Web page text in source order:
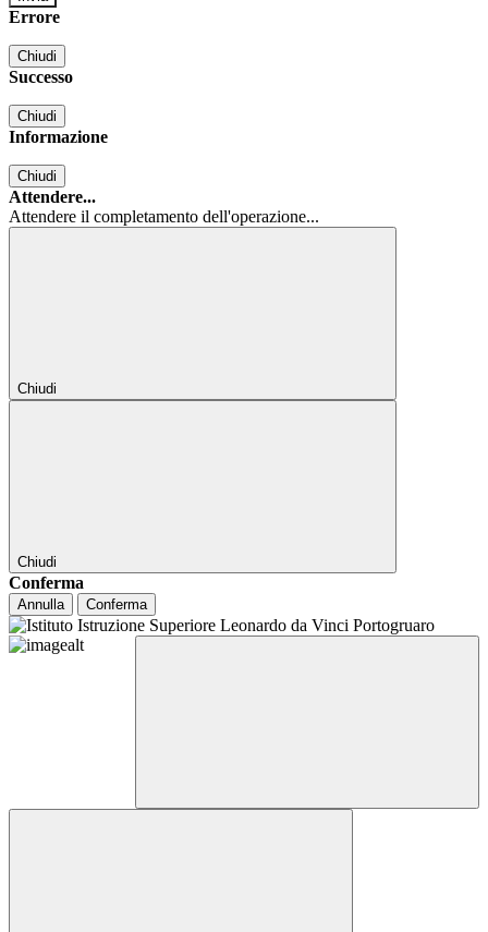
Errore
Chiudi
Successo
Chiudi
Informazione
Chiudi
Attendere...
Attendere il completamento dell'operazione...
Chiudi
Chiudi
Conferma
Annulla Conferma